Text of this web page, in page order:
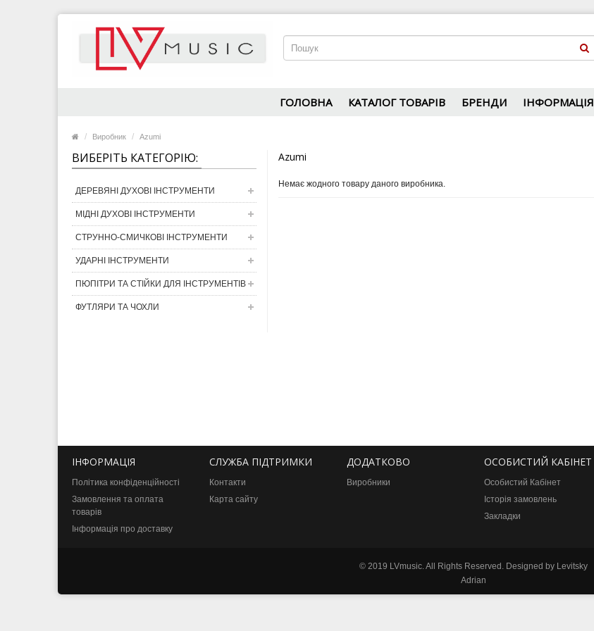
ГОЛОВНА КАТАЛОГ ТОВАРІВ БРЕНДИ ІНФОРМАЦІЯ
Виробник Azumi
ВИБЕРІТЬ КАТЕГОРІЮ:
ДЕРЕВЯНІ ДУХОВІ ІНСТРУМЕНТИ
МІДНІ ДУХОВІ ІНСТРУМЕНТИ
СТРУННО-СМИЧКОВІ ІНСТРУМЕНТИ
УДАРНІ ІНСТРУМЕНТИ
ПЮПІТРИ ТА СТІЙКИ ДЛЯ ІНСТРУМЕНТІВ
ФУТЛЯРИ ТА ЧОХЛИ
Azumi
Немає жодного товару даного виробника.
ІНФОРМАЦІЯ
Політика конфіденційності
Замовлення та оплата
товарів
Інформація про доставку
СЛУЖБА ПІДТРИМКИ
Контакти
Карта сайту
ДОДАТКОВО
Виробники
ОСОБИСТИЙ КАБІНЕТ
Особистий Кабінет
Історія замовлень
Закладки
© 2019 LVmusic. All Rights Reserved. Designed by Levitsky
Adrian